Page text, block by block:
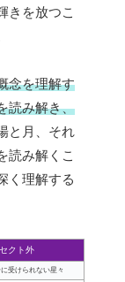
きを放つこ
念を理解す
読み解き、
と月、それ
読み解くこ
く理解する
セクト外
受けられない星々